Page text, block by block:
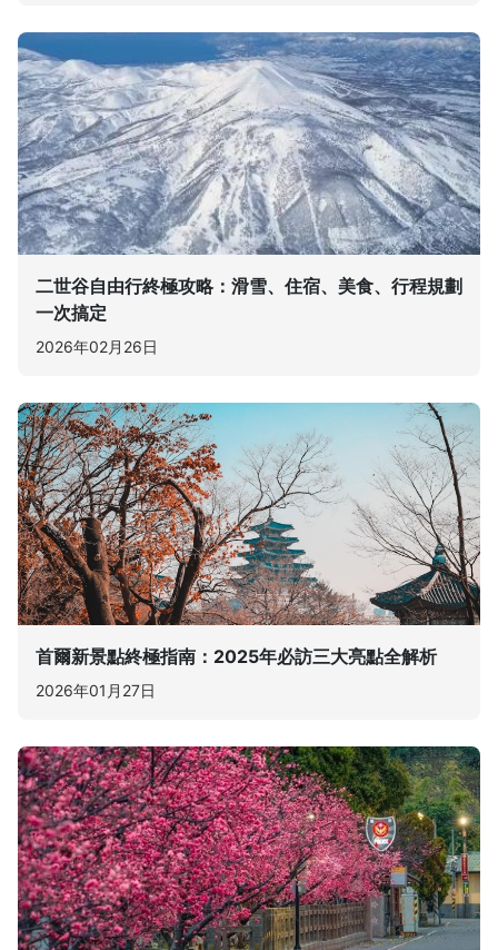
二世谷自由行終極攻略：滑雪、住宿、美食、行程規劃
一次搞定
2026年02月26日
首爾新景點終極指南：2025年必訪三大亮點全解析
2026年01月27日